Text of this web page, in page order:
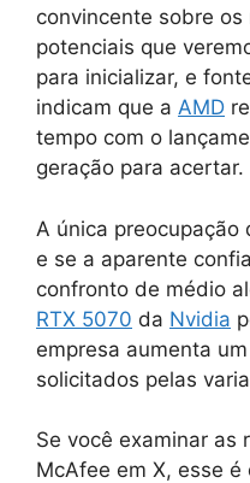
convincente sobre
potenciais que
para inicializar, e
indicam que a AMD
tempo com o
geração para acertar.
A única preocupação
e se a aparente
confronto de médio
RTX 5070 da Nvidia
empresa aumenta
solicitados pelas
Se você examinar as
McAfee em X, esse